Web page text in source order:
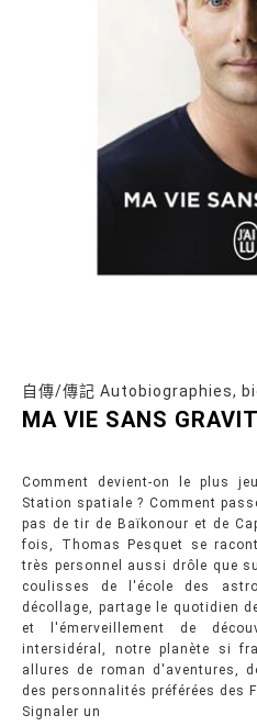
自傳/傳記 Autobiographies,
MA VIE SANS
Comment devient-on le plus
Station spatiale ? Comment
pas de tir de Baïkonour et de
fois, Thomas Pesquet se
très personnel aussi drôle que
coulisses de l'école des
décollage, partage le quotidien
et l'émerveillement de
intersidéral, notre planète si
allures de roman d'aventures,
des personnalités préférées des
Signaler un